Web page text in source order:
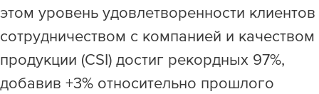
этом уровень удовлетворенности клиентов
сотрудничеством с компанией и качеством
продукции (CSI) достиг рекордных 97%,
добавив +3% относительно прошлого